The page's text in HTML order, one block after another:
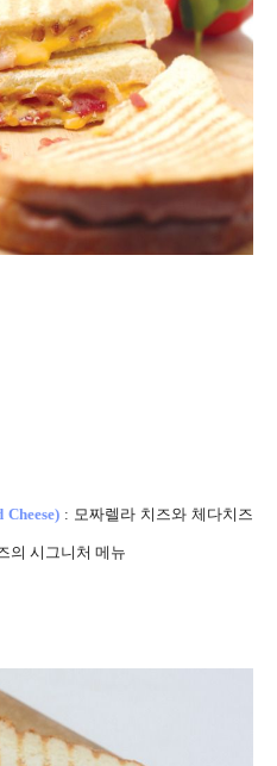
Cheese) : 모짜렐라 치즈와 체다치즈
의 시그니처 메뉴